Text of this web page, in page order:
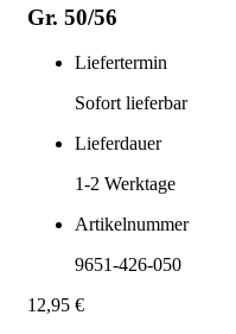
Gr. 50/56
Liefertermin
Sofort lieferbar
Lieferdauer
1-2 Werktage
Artikelnummer
9651-426-050
12,95 €